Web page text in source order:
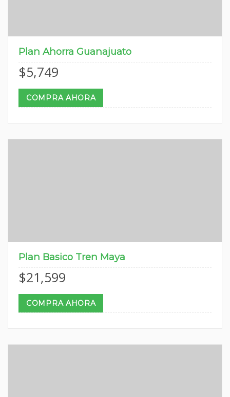
Plan Ahorra Guanajuato
$5,749
COMPRA AHORA
Plan Basico Tren Maya
$21,599
COMPRA AHORA